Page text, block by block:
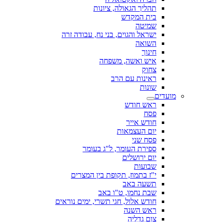
תהליך הגאולה, ציונות
בית המקדש
שמיטה
ישראל והגוים, בני נח, עבודה זרה
השואה
חינוך
איש ואשה, משפחה
צחוק
ראינות עם הרב
שונות
מועדים
ראש חודש
פסח
חודש אייר
יום העצמאות
פסח שני
ספירת העומר, ל"ג בעומר
יום ירושלים
שבועות
י"ז בתמוז, תקופת בין המצרים
תשעה באב
שבת נחמו, ט"ו באב
חודש אלול, חגי תשרי, ימים נוראים
ראש השנה
צום גדליה